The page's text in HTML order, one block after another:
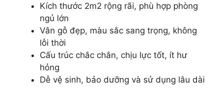
Kích thước 2m2 rộng rãi, phù hợp phòng
ngủ lớn
Vân gỗ đẹp, màu sắc sang trọng, không
lỗi thời
Cấu trúc chắc chắn, chịu lực tốt, ít hư
hỏng
Dễ vệ sinh, bảo dưỡng và sử dụng lâu dài